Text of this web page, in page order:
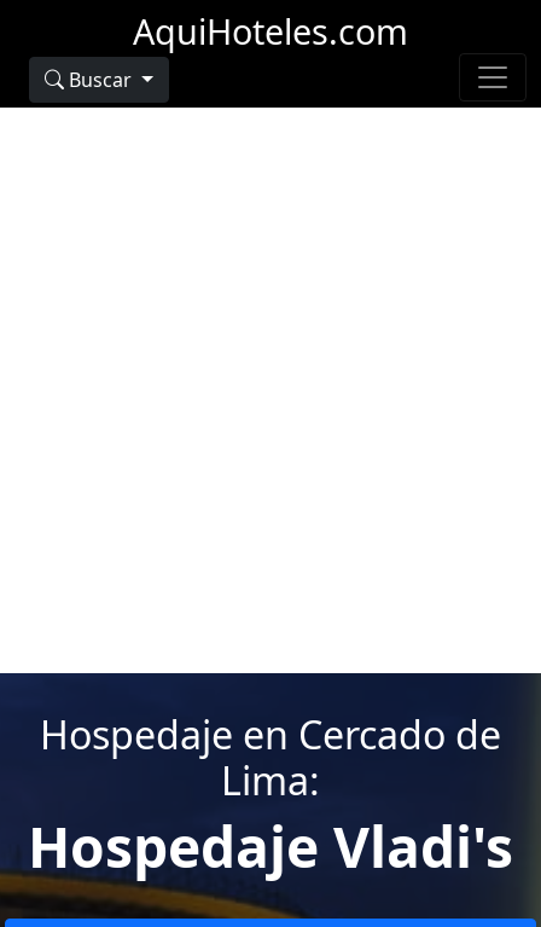
AquiHoteles.com
Buscar
Hospedaje en Cercado de
Lima:
Hospedaje Vladi's